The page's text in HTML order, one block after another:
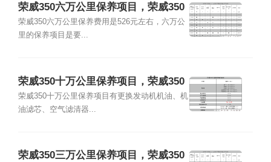
荣威350六万公里保养项目，荣威350
六万公里保养费用
荣威350六万公里保养费用是526元左右，六万公
里的保养项目是要...
荣威350十万公里保养项目，荣威350
十万公里保养费用
荣威350十万公里保养项目有更换发动机机油、机
油滤芯、空气滤清器...
荣威350三万公里保养项目，荣威350